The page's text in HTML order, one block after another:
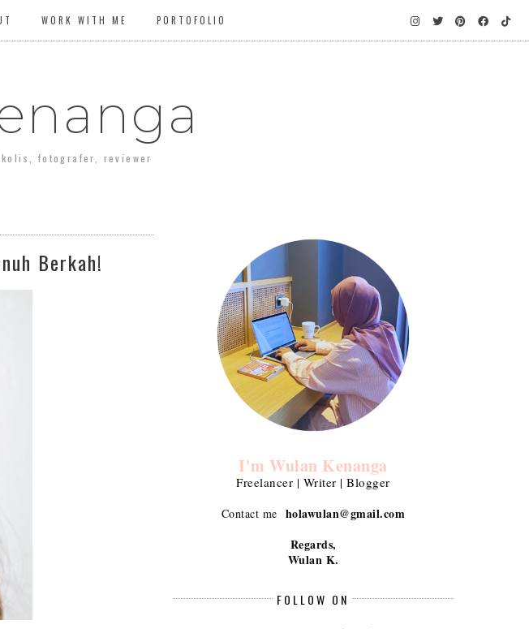
WORK WITH ME PORTOFOLIO
fotografer, reviewer
Berkah!
I'm Wulan Kenanga
Freelancer | Writer | Blogger
Contact me holawulan@gmail.com
Regards,
Wulan K.
FOLLOW ON